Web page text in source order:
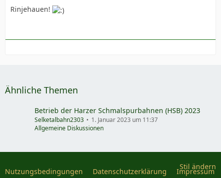
Rinjehauen!
Ähnliche Themen
Betrieb der Harzer Schmalspurbahnen (HSB) 2023
Selketalbahn2303
1. Januar 2023 um 11:37
Allgemeine Diskussionen
Stil ändern
Nutzungsbedingungen Datenschutzerklärung Impressum